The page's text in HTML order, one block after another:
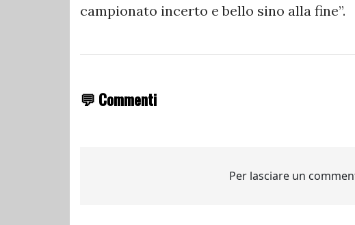
campionato incerto e bello sino alla fine”.
💬 Commenti